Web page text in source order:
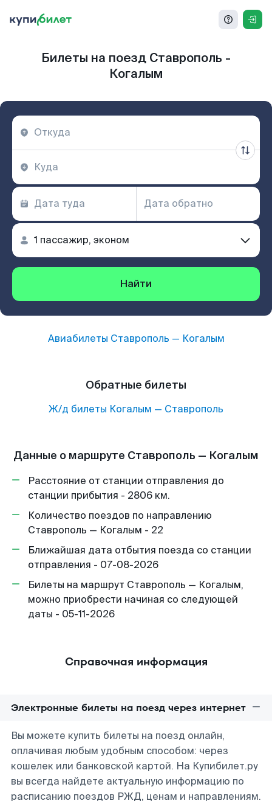
Билеты на поезд Ставрополь -
Когалым
Найти
Авиабилеты Ставрополь — Когалым
Обратные билеты
Ж/д билеты Когалым — Ставрополь
Данные о маршруте Ставрополь — Когалым
Расстояние от станции отправления до
станции прибытия - 2806 км.
Количество поездов по направлению
Ставрополь — Когалым - 22
Ближайшая дата отбытия поезда со станции
отправления - 07-08-2026
Билеты на маршрут Ставрополь — Когалым,
можно приобрести начиная со следующей
даты - 05-11-2026
Справочная информация
Электронные билеты на поезд через интернет
Вы можете купить билеты на поезд онлайн,
оплачивая любым удобным способом: через
кошелек или банковской картой. На Купибилет.ру
вы всегда найдете актуальную информацию по
расписанию поездов РЖД, ценам и направлениям.